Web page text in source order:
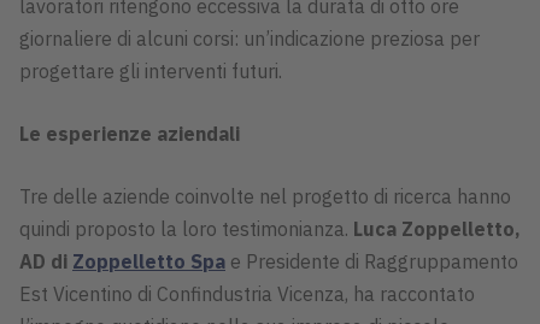
lavoratori ritengono eccessiva la durata di otto ore
giornaliere di alcuni corsi: un’indicazione preziosa per
progettare gli interventi futuri.
Le esperienze aziendali
Tre delle aziende coinvolte nel progetto di ricerca hanno
quindi proposto la loro testimonianza. Luca Zoppelletto,
AD di Zoppelletto Spa e Presidente di Raggruppamento
Est Vicentino di Confindustria Vicenza, ha raccontato